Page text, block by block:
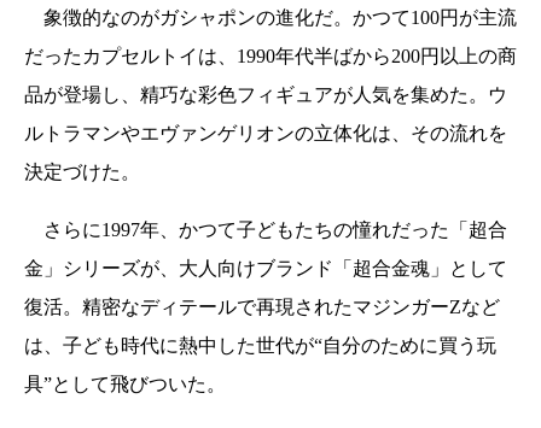
象徴的なのがガシャポンの進化だ。かつて100円が主流
だったカプセルトイは、1990年代半ばから200円以上の商
品が登場し、精巧な彩色フィギュアが人気を集めた。ウ
ルトラマンやエヴァンゲリオンの立体化は、その流れを
決定づけた。
さらに1997年、かつて子どもたちの憧れだった「超合
金」シリーズが、大人向けブランド「超合金魂」として
復活。精密なディテールで再現されたマジンガーZなど
は、子ども時代に熱中した世代が“自分のために買う玩
具”として飛びついた。